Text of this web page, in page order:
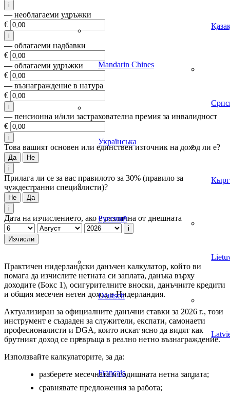
Mandarin Chines
Українська
Русский
Deutsch
Français
i
— необлагаеми удръжки
€
i
— облагаеми надбавки
€
— облагаеми удръжки
€
— възнаграждение в натура
€
i
— пенсионна и/или застрахователна премия за инвалидност
€
i
Това вашият основен или единствен източник на доход ли е?
Да
Не
i
Прилага ли се за вас правилото за 30% (правило за
чуждестранни специалисти)?
Не
Да
i
Дата на изчислението, ако е различна от днешната
i
Изчисли
Практичен нидерландски данъчен калкулатор, който ви
помага да изчислите нетната си заплата, данъка върху
доходите (Бокс 1), осигурителните вноски, данъчните кредити
и общия месечен нетен доход в Нидерландия.
Актуализиран за официалните данъчни ставки за 2026 г., този
инструмент е създаден за служители, експати, самонаети
професионалисти и DGA, които искат ясно да видят как
брутният доход се превръща в реално нетно възнаграждение.
Използвайте калкулаторите, за да:
разберете месечната и годишната нетна заплата;
сравнявате предложения за работа;